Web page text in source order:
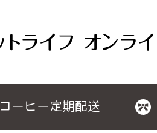
コーヒー定期配送